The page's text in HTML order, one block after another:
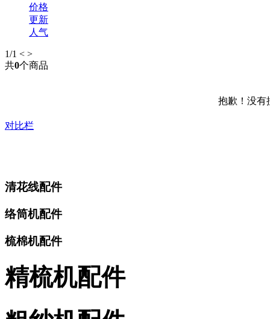
价格
更新
人气
1/1 < >
共0个商品
抱歉！没
对比栏
清花线配件
络筒机配件
梳棉机配件
精梳机配件